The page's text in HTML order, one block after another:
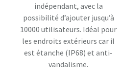
indépendant, avec la
possibilité d’ajouter jusqu’à
10000 utilisateurs. Idéal pour
les endroits extérieurs car il
est étanche (IP68) et anti-
vandalisme.